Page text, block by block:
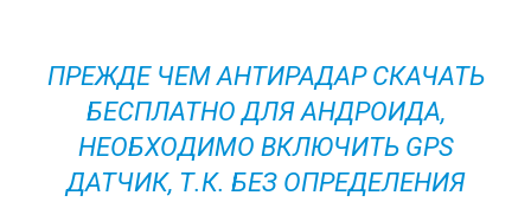
ПРЕЖДЕ ЧЕМ АНТИРАДАР СКАЧАТЬ
БЕСПЛАТНО ДЛЯ АНДРОИДА,
НЕОБХОДИМО ВКЛЮЧИТЬ GPS
ДАТЧИК, Т.К. БЕЗ ОПРЕДЕЛЕНИЯ